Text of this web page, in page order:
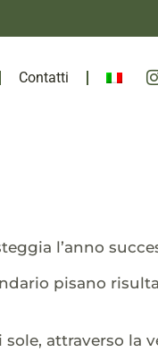
Contatti
l’anno
pisano risulta
attraverso la